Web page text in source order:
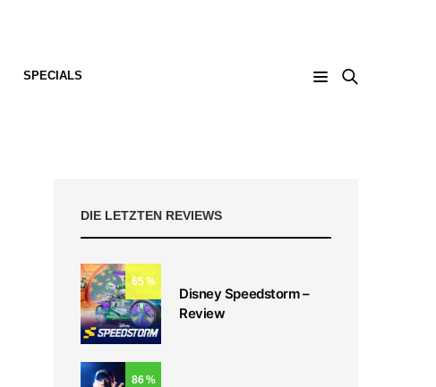
SPECIALS
DIE LETZTEN REVIEWS
65
Disney Speedstorm –
Review
86